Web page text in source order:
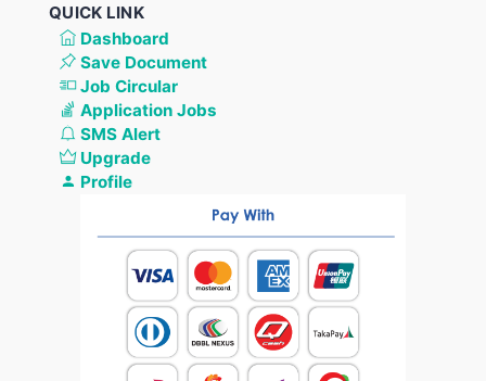
QUICK LINK
Dashboard
Save Document
Job Circular
Application Jobs
SMS Alert
Upgrade
Profile